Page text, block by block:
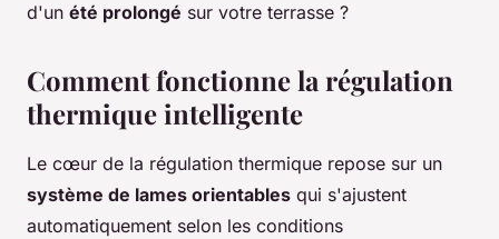
d'un été prolongé sur votre terrasse ?
Comment fonctionne la régulation
thermique intelligente
Le cœur de la régulation thermique repose sur un
système de lames orientables qui s'ajustent
automatiquement selon les conditions